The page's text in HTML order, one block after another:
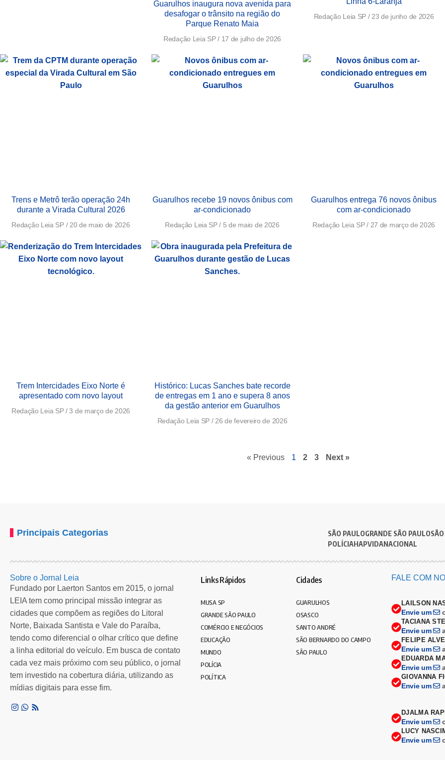
Guarulhos inaugura nova avenida para
desafogar o trânsito na região do
Parque Renato Maia
Redação Leia SP 17 de julho de 2026
Redação Leia SP 23 de junho de 2026
Trens e Metrô terão operação 24h
durante a Virada Cultural 2026
Redação Leia SP 20 de maio de 2026
Guarulhos recebe 19 novos ônibus com
ar-condicionado
Redação Leia SP 5 de maio de 2026
Guarulhos entrega 76 novos ônibus
com ar-condicionado
Redação Leia SP 27 de março de 2026
Trem Intercidades Eixo Norte é
apresentado com novo layout
Redação Leia SP 3 de março de 2026
Histórico: Lucas Sanches bate recorde
de entregas em 1 ano e supera 8 anos
da gestão anterior em Guarulhos
Redação Leia SP 26 de fevereiro de 2026
« Previous 1 2 3 Next »
Principais Categorias SÃO PAULOGRANDE SÃO PAULO
POLÍCIAHAPVIDANACIONAL
Sobre o Jornal Leia
Fundado por Laerton Santos em 2015, o jornal
LEIA tem como principal missão integrar as
cidades que compõem as regiões do Litoral
Norte, Baixada Santista e Vale do Paraíba,
tendo como diferencial o olhar crítico que define
a linha editorial do veículo. Em busca de contato
cada vez mais próximo com seu público, o jornal
tem investido na cobertura diária, utilizando as
mídias digitais para esse fim.
Links Rápidos
MUSA SP
GRANDE SÃO PAULO
COMÉRCIO E NEGÓCIOS
EDUCAÇÃO
MUNDO
POLÍCIA
POLÍTICA
Cidades
GUARULHOS
OSASCO
SANTO ANDRÉ
SÃO BERNARDO DO CAMPO
SÃO PAULO
FALE COM
LAILSON
Envie um
TACIANA
Envie um
FELIPE
Envie um
EDUARDA
Envie um
GIOVANNA
Envie um
DJALMA
Envie um
LUCY
Envie um